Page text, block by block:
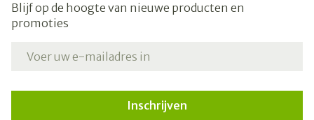
Blijf op de hoogte van nieuwe producten en
promoties
Inschrijven